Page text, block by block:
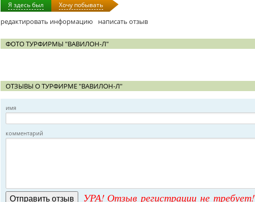
Я здесь был Хочу побывать
редактировать информацию написать отзыв
ФОТО ТУРФИРМЫ "ВАВИЛОН-Л"
ОТЗЫВЫ О ТУРФИРМЕ "ВАВИЛОН-Л"
имя
комментарий
УРА! Отзыв регистрации не требует!